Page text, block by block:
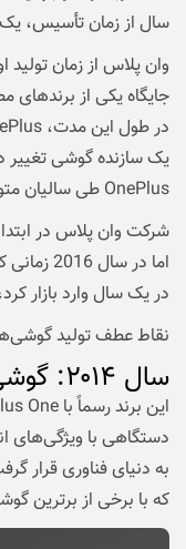
سال از زمان تأسیس،
وان پلاس از زمان
جایگاه یکی از
یک سازنده گوشی
OnePlus طی سالیان متوالی انجامید.
شرکت وان پلاس در
در یک سال وارد بازار
نقاط عطف تولید
سال ۲۰۱۴:
دستگاهی با ویژگی‌های
که با برخی از برترین